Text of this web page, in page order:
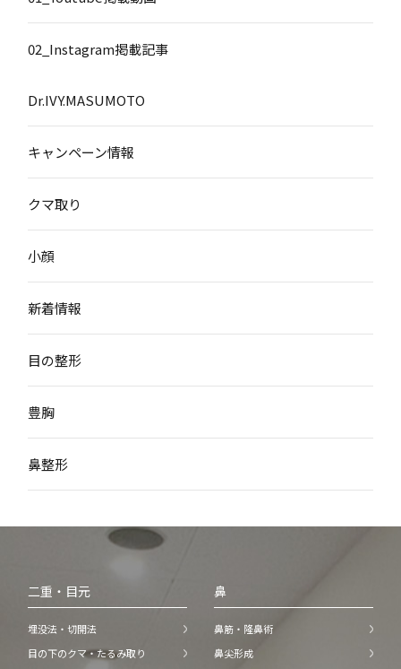
02_Instagram掲載記事
Dr.IVY.MASUMOTO
キャンペーン情報
クマ取り
小顔
新着情報
目の整形
豊胸
鼻整形
二重・目元
埋没法・切開法
目の下のクマ・たるみ取り
鼻
鼻筋・隆鼻術
鼻尖形成